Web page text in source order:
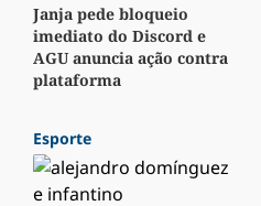
Janja pede bloqueio
imediato do Discord e
AGU anuncia ação contra
plataforma
Esporte